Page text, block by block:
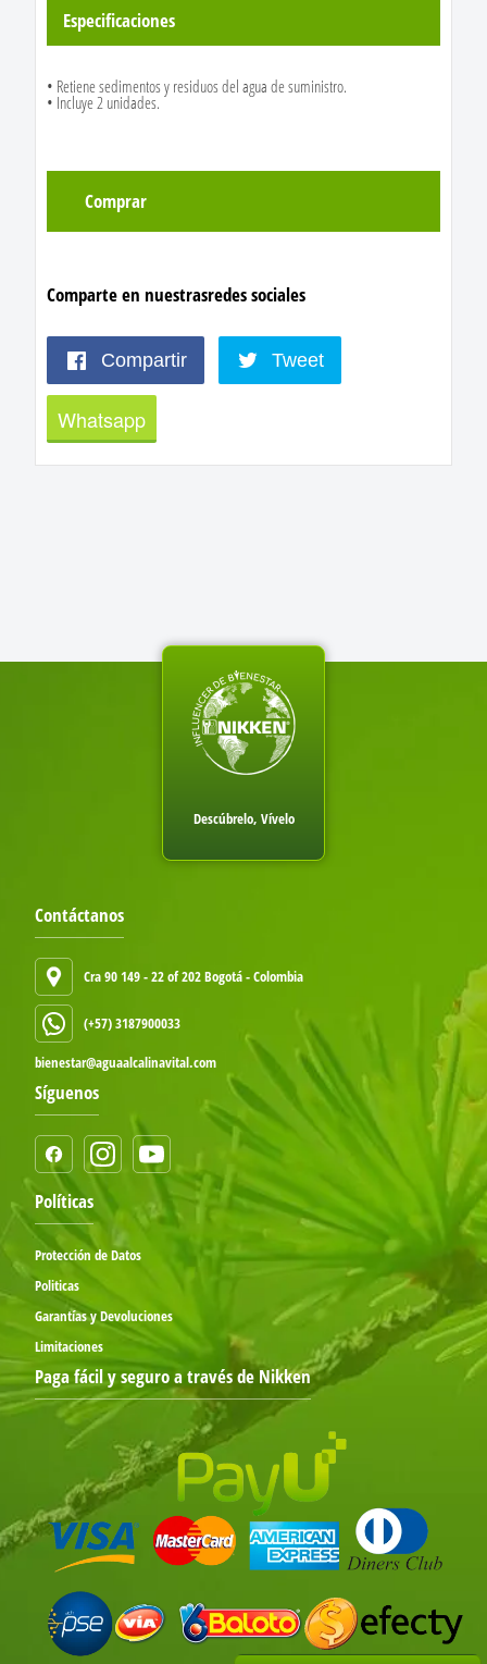
Especificaciones
• Retiene sedimentos y residuos del agua de suministro.
• Incluye 2 unidades.
Comprar
Comparte en nuestrasredes sociales
Compartir Tweet
Whatsapp
Descúbrelo, Vívelo
Contáctanos
Cra 90 149 - 22 of 202 Bogotá - Colombia
(+57) 3187900033
bienestar@aguaalcalinavital.com
Síguenos
Políticas
Protección de Datos
Politicas
Garantías y Devoluciones
Limitaciones
Paga fácil y seguro a través de Nikken